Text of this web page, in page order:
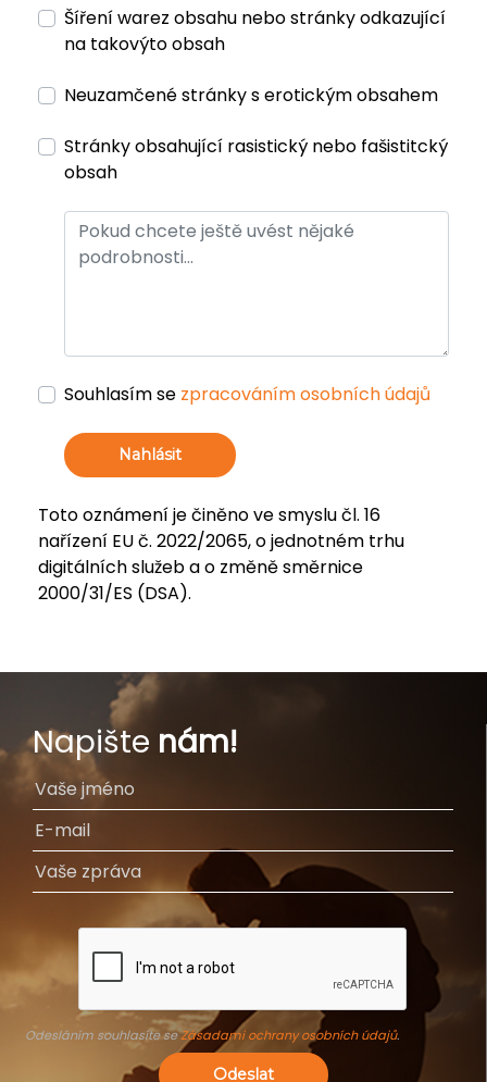
Šíření warez obsahu nebo stránky odkazující
na takovýto obsah
Neuzamčené stránky s erotickým obsahem
Stránky obsahující rasistický nebo fašistitcký
obsah
Souhlasím se zpracováním osobních údajů
Nahlásit
Toto oznámení je činěno ve smyslu čl. 16
nařízení EU č. 2022/2065, o jednotném trhu
digitálních služeb a o změně směrnice
2000/31/ES (DSA).
Napište nám!
Odesláním souhlasíte seZásadami ochrany osobních údajů.
Odeslat